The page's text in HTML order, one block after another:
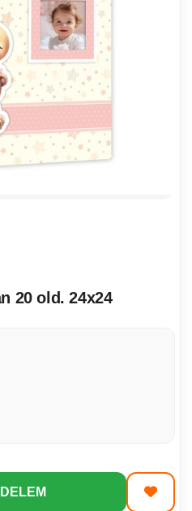
20 old. 24x24